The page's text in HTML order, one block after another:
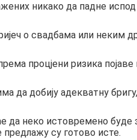
никако да падне
о свадбама или неким
процјени ризика
да добију адекватну
да неко истовремено
предлажу су готово исте.